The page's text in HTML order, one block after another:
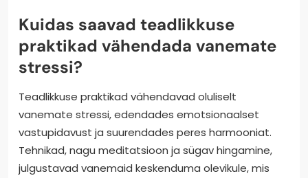
Kuidas saavad teadlikkuse
praktikad vähendada vanemate
stressi?
Teadlikkuse praktikad vähendavad oluliselt
vanemate stressi, edendades emotsionaalset
vastupidavust ja suurendades peres harmooniat.
Tehnikad, nagu meditatsioon ja sügav hingamine,
julgustavad vanemaid keskenduma olevikule, mis